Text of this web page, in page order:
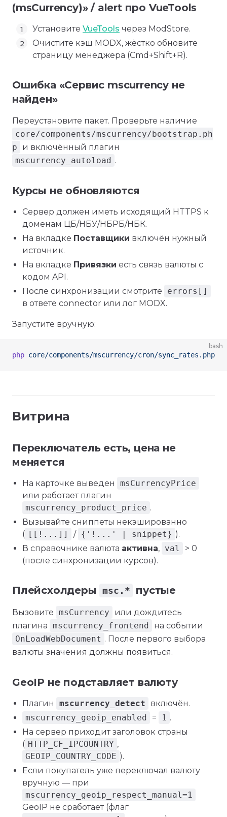
(msCurrency)» / alert про VueTools
Установите VueTools через ModStore.
Очистите кэш MODX, жёстко обновите
страницу менеджера (Cmd+Shift+R).
Ошибка «Сервис mscurrency не
найден»
Переустановите пакет. Проверьте наличие
core/components/mscurrency/bootstrap.ph
p
и включённый плагин
mscurrency_autoload .
Курсы не обновляются
Сервер должен иметь исходящий HTTPS к
доменам ЦБ/НБУ/НБРБ/НБК.
На вкладке Поставщики включён нужный
источник.
На вкладке Привязки есть связь валюты с
кодом API.
После синхронизации смотрите
errors[]
в ответе connector или лог MODX.
Запустите вручную:
bash
php core/components/mscurrency/cron/sync_rates.php
Витрина
Переключатель есть, цена не
меняется
На карточке выведен
msCurrencyPrice
или работает плагин
mscurrency_product_price .
Вызывайте сниппеты некэшированно
( [[!...]] / {'!...' | snippet} ).
В справочнике валюта активна, val
> 0
(после синхронизации курсов).
Плейсхолдеры msc.* пустые
Вызовите msCurrency
или дождитесь
плагина mscurrency_frontend
на событии
OnLoadWebDocument . После первого выбора
валюты значения должны появиться.
GeoIP не подставляет валюту
Плагин mscurrency_detect
включён.
mscurrency_geoip_enabled
= 1 .
На сервер приходит заголовок страны
( HTTP_CF_IPCOUNTRY ,
GEOIP_COUNTRY_CODE ).
Если покупатель уже переключал валюту
вручную — при
mscurrency_geoip_respect_manual=1
GeoIP не сработает (флаг